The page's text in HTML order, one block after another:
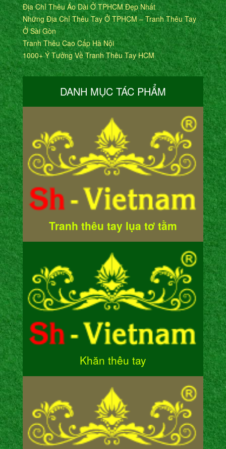
Địa Chỉ Thêu Áo Dài Ở TPHCM Đẹp Nhất
Những Địa Chỉ Thêu Tay Ở TPHCM – Tranh Thêu Tay
Ở Sài Gòn
Tranh Thêu Cao Cấp Hà Nội
1000+ Ý Tưởng Về Tranh Thêu Tay HCM
DANH MỤC TÁC PHẨM
Tranh thêu tay lụa tơ tằm
Khăn thêu tay